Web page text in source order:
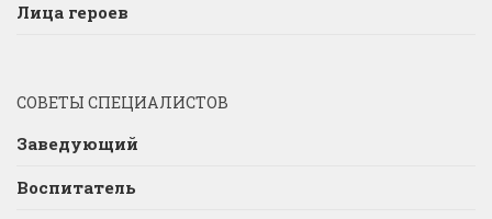
Лица героев
СОВЕТЫ СПЕЦИАЛИСТОВ
Заведующий
Воспитатель